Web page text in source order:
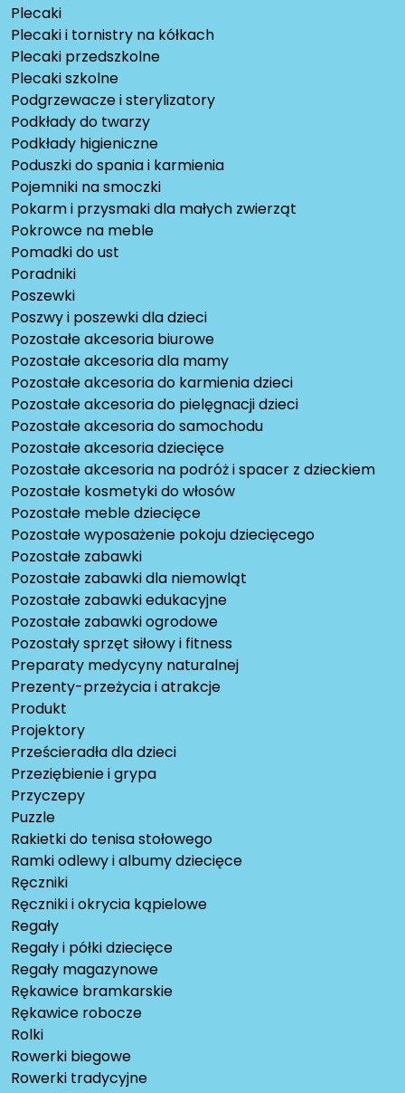
Plecaki
Plecaki i tornistry na kółkach
Plecaki przedszkolne
Plecaki szkolne
Podgrzewacze i sterylizatory
Podkłady do twarzy
Podkłady higieniczne
Poduszki do spania i karmienia
Pojemniki na smoczki
Pokarm i przysmaki dla małych zwierząt
Pokrowce na meble
Pomadki do ust
Poradniki
Poszewki
Poszwy i poszewki dla dzieci
Pozostałe akcesoria biurowe
Pozostałe akcesoria dla mamy
Pozostałe akcesoria do karmienia dzieci
Pozostałe akcesoria do pielęgnacji dzieci
Pozostałe akcesoria do samochodu
Pozostałe akcesoria dziecięce
Pozostałe akcesoria na podróż i spacer z dzieckiem
Pozostałe kosmetyki do włosów
Pozostałe meble dziecięce
Pozostałe wyposażenie pokoju dziecięcego
Pozostałe zabawki
Pozostałe zabawki dla niemowląt
Pozostałe zabawki edukacyjne
Pozostałe zabawki ogrodowe
Pozostały sprzęt siłowy i fitness
Preparaty medycyny naturalnej
Prezenty-przeżycia i atrakcje
Produkt
Projektory
Prześcieradła dla dzieci
Przeziębienie i grypa
Przyczepy
Puzzle
Rakietki do tenisa stołowego
Ramki odlewy i albumy dziecięce
Ręczniki
Ręczniki i okrycia kąpielowe
Regały
Regały i półki dziecięce
Regały magazynowe
Rękawice bramkarskie
Rękawice robocze
Rolki
Rowerki biegowe
Rowerki tradycyjne